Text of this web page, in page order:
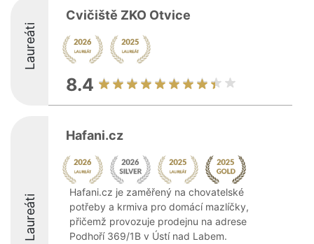
Laureáti
Cvičiště ZKO Otvice
8.4
Laureáti
Hafani.cz
Hafani.cz je zaměřený na chovatelské
potřeby a krmiva pro domácí mazlíčky,
přičemž provozuje prodejnu na adrese
Podhoří 369/1B v Ústí nad Labem.